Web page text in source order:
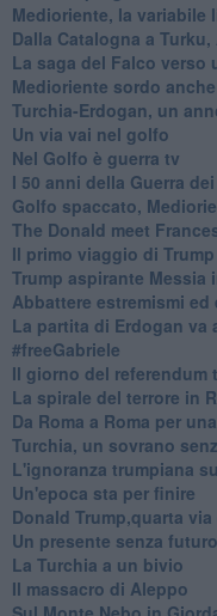
Medioriente, la variabile
Dalla Catalogna a
La saga del Falco verso
Medioriente sordo
Turchia-Erdogan, un
Un via vai nel golfo
Nel Golfo è guerra tv
I 50 anni della Guerra
Golfo spaccato,
The Donald meet
Il primo viaggio di
Trump aspirante Messia
Abbattere estremismi
La partita di Erdogan va
#freeGabriele
Il giorno del referendum
La spirale del terrore in
Da Roma a Roma per
Turchia, un sovrano
L'ignoranza trumpiana
Un'epoca sta per finire
Donald Trump,quarta
Un presente senza futuro
La Turchia a un bivio
Il massacro di Aleppo